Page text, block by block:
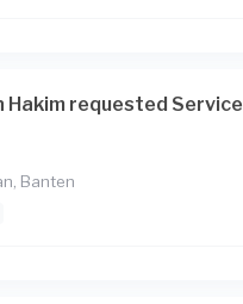
Hakim requested Service
Banten